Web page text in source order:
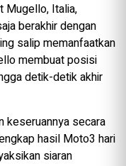
Mugello, Italia,
berakhir dengan
salip memanfaatkan
membuat posisi
detik-detik akhir
keseruannya secara
hasil Moto3 hari
siaran